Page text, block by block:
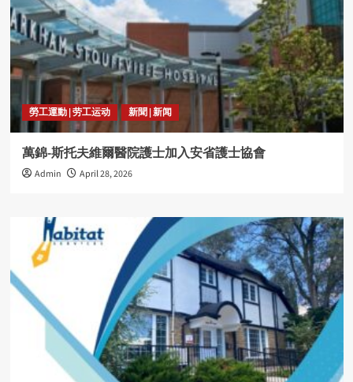
勞工運動 | 劳工运动 新聞 | 新闻
萬錦-斯托夫維爾醫院護士加入安省護士協會
Admin April 28, 2026